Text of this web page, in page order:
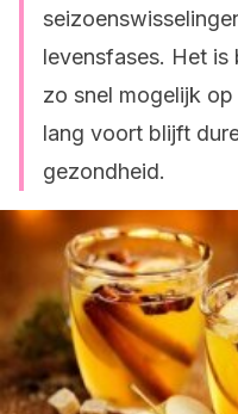
levensfases. Het
zo snel mogelijk
lang voort blijft
gezondheid.